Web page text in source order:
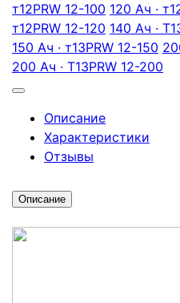
т12PRW 12-100 120 Ач ·
т12PRW 12-120 140 Ач ·
150 Ач · т13PRW 12-150
200 Ач · T13PRW 12-200
Описание
Характеристики
Отзывы
Описание